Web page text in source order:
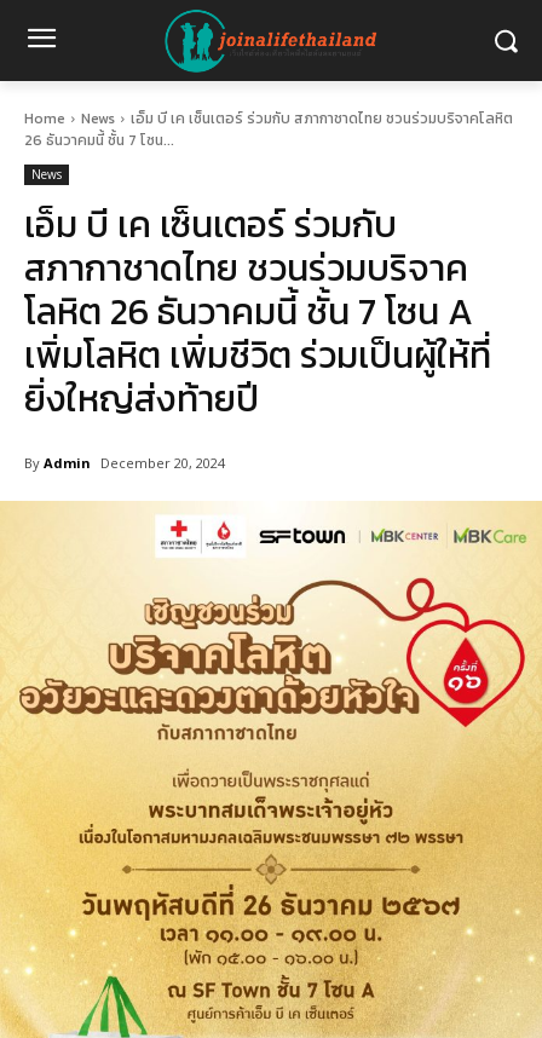
Home News
เอ็ม บี เค เซ็นเตอร์ ร่วมกับ สภากาชาดไทย ชวนร่วมบริจาคโลหิต
26 ธันวาคมนี้ ชั้น 7 โซน...
News
เอ็ม บี เค เซ็นเตอร์ ร่วมกับ
สภากาชาดไทย ชวนร่วมบริจาค
โลหิต 26 ธันวาคมนี้ ชั้น 7 โซน A
เพิ่มโลหิต เพิ่มชีวิต ร่วมเป็นผู้ให้ที่
ยิ่งใหญ่ส่งท้ายปี
By Admin December 20, 2024